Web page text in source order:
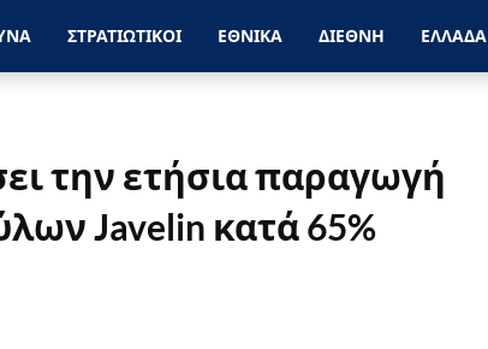
ΣΤΡΑΤΙΩΤΙΚΟΙ ΕΘΝΙΚΑ ΔΙΕΘΝΗ ΕΛΛΑΔΑ
την ετήσια παραγωγή
Javelin κατά 65%